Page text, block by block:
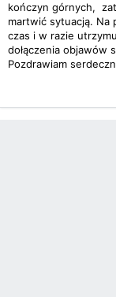
kończyn górnych,
martwić sytuacją. Na
czas i w razie
dołączenia objawów
Pozdrawiam